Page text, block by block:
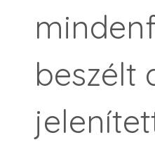
beszélt